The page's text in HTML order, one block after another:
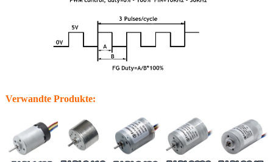
Verwandte Produkte: